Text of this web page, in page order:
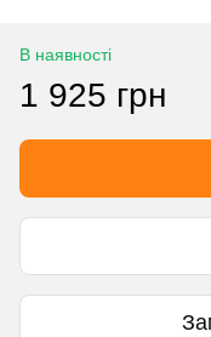
В наявності
1 925 грн